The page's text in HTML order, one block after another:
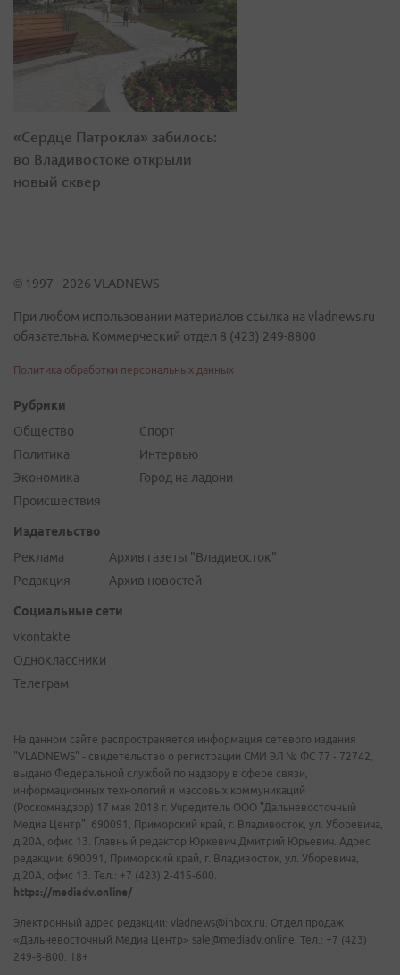
«Сердце Патрокла» забилось:
во Владивостоке открыли
новый сквер
© 1997 - 2026 VLADNEWS
При любом использовании материалов ссылка на vladnews.ru
обязательна. Коммерческий отдел 8 (423) 249-8800
Политика обработки персональных данных
Рубрики
Общество
Политика
Экономика
Происшествия
Спорт
Интервью
Город на ладони
Издательство
Реклама
Редакция
Архив газеты "Владивосток"
Архив новостей
Социальные сети
vkontakte
Одноклассники
Телеграм
На данном сайте распространяется информация сетевого издания
"VLADNEWS" - свидетельство о регистрации СМИ ЭЛ № ФС 77 - 72742,
выдано Федеральной службой по надзору в сфере связи,
информационных технологий и массовых коммуникаций
(Роскомнадзор) 17 мая 2018 г. Учредитель ООО "Дальневосточный
Медиа Центр". 690091, Приморский край, г. Владивосток, ул. Уборевича,
д.20А, офис 13. Главный редактор Юркевич Дмитрий Юрьевич. Адрес
редакции: 690091, Приморский край, г. Владивосток, ул. Уборевича,
д.20А, офис 13. Тел.: +7 (423) 2-415-600.
https://mediadv.online/
Электронный адрес редакции: vladnews@inbox.ru. Отдел продаж
«Дальневосточный Медиа Центр» sale@mediadv.online. Тел.: +7 (423)
249-8-800. 18+